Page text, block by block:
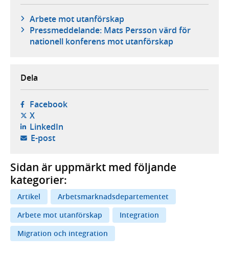
Arbete mot utanförskap
Pressmeddelande: Mats Persson värd för
nationell konferens mot utanförskap
Dela
Facebook- öppnas i ny flik, extern webbplats,
X- öppnas i ny flik, extern webbplats,
LinkedIn- öppnas i ny flik, extern webbplats,
E-post- öppnar din e-postklient,
Sidan är uppmärkt med följande
kategorier:
Artikel
Arbetsmarknadsdepartementet
Arbete mot utanförskap
Integration
Migration och integration